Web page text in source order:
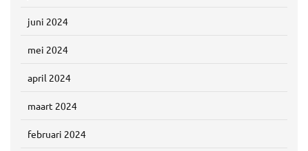
juni 2024
mei 2024
april 2024
maart 2024
februari 2024